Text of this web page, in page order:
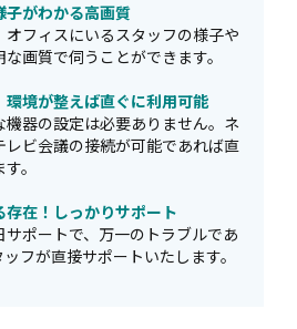
子がわかる高画質
フィスにいるスタッフの様子や
画質で伺うことができます。
境が整えば直ぐに利用可能
器の設定は必要ありません。ネ
レビ会議の接続が可能であれば直
。
在！しっかりサポート
ポートで、万一のトラブルであ
フが直接サポートいたします。